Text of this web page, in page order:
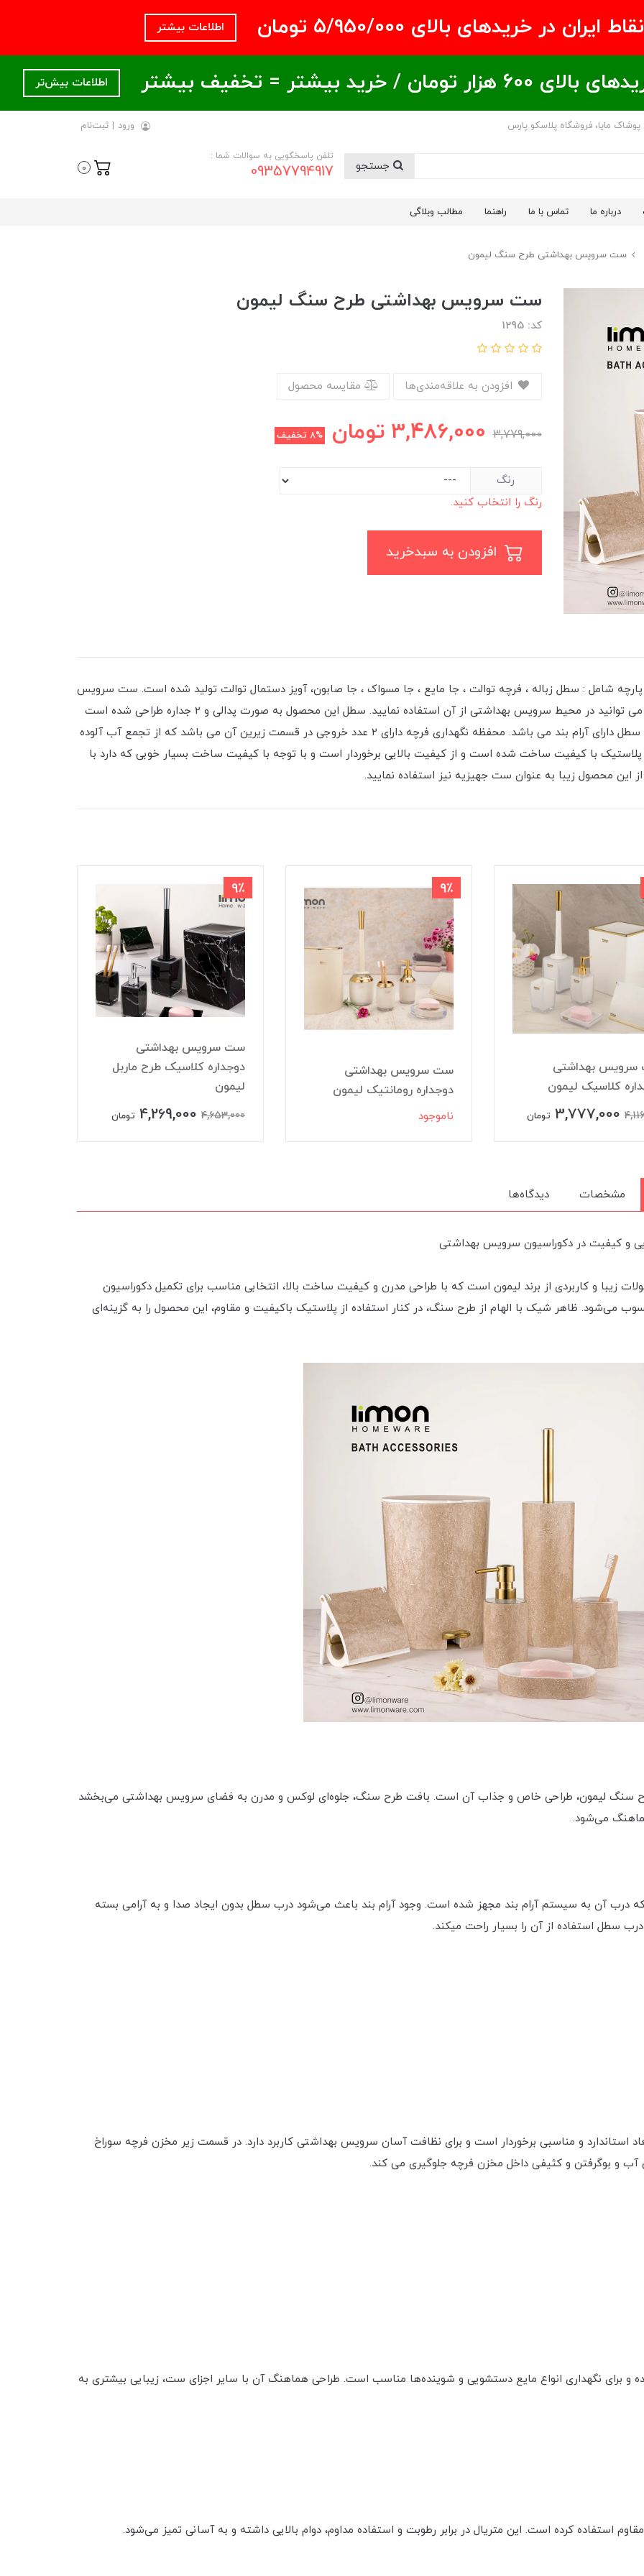
در خریدهای بالای ۵/950/000 تومان اطلاعات بیشتر
بیشتر = تخفیف بیشتر اطلاعات بیش‌تر
پوشاک مایا، فروشگاه پلاسکو پارس ورود | ثبت‌نام
تلفن پاسخگویی به سوالات شما :
09357794917
0
درباره ما تماس با ما راهنما مطالب وبلاگی
ست سرویس بهداشتی طرح سنگ لیمون
ست سرویس بهداشتی طرح سنگ لیمون
کد: 1295
مقایسه محصول
3,779,000
3,486,000 تومان 8% تخفیف
رنگ
رنگ را انتخاب کنید.
به صورت 6 پارچه شامل : سطل زباله ، فرچه توالت ، جا مایع ، جا مسواک ، جا صابون، آویز دستمال توالت تولید شده است. ست سرویس
بهداشتی طرح سنگ لیمون محصولی کاربردی است که می توانید در محیط سرویس بهداشتی از آن استفاده نمایید. سطل این محصول به صورت پدالی و 2 جداره طراحی شده است
و دارای یک سطل دسته دار داخلی است، همچنین درب سطل دارای آرام بند می باشد. محفظه نگهداری فرچه دارای 2 عدد خروجی در قسمت زیرین آن می باشد که از تجمع آب آلوده
با کیفیت ساخت شده است و از کیفیت بالایی برخوردار است و با توجه با کیفیت ساخت بسیار خوبی که دارد با
این محصول زیبا به عنوان ست جهیزیه نیز استفاده نمایید.
بهداشتی
کلاسیک لیمون
3,777,000 تومان
9٪
ست سرویس بهداشتی
دوجداره رومانتیک لیمون
ناموجود
9٪
ست سرویس بهداشتی
دوجداره کلاسیک طرح ماربل
لیمون
4,653,000
4,269,000 تومان
مشخصات دیدگاه‌ها
و کیفیت در دکوراسیون سرویس بهداشتی
زیبا و کاربردی از برند لیمون است که با طراحی مدرن و کیفیت ساخت بالا، انتخابی مناسب برای تکمیل دکوراسیون
می‌شود. ظاهر شیک با الهام از طرح سنگ، در کنار استفاده از پلاستیک باکیفیت و مقاوم، این محصول را به گزینه‌ای
سنگ لیمون، طراحی خاص و جذاب آن است. بافت طرح سنگ، جلوه‌ای لوکس و مدرن به فضای سرویس بهداشتی می‌بخشد
می‌شود.
زباله‌ای با ظرفیت 4.5 لیتر است که درب آن به سیستم آرام بند مجهز شده است. وجود آرام بند باعث می‌شود درب سطل بدون ایجاد صدا و به آرامی بسته
سطل استفاده از آن را بسیار راحت میکند.
استاندارد و مناسبی برخوردار است و برای نظافت آسان سرویس بهداشتی کاربرد دارد. در قسمت زیر مخزن فرچه سوراخ
و بوگرفتن و کثیفی داخل مخزن فرچه جلوگیری می کند.
ست دارای ظرفیت 330 میلی‌لیتر بوده و برای نگهداری انواع مایع دستشویی و شوینده‌ها مناسب است. طراحی هماهنگ آن با سایر اجزای ست، زیبایی بیشتری به
استفاده کرده است. این متریال در برابر رطوبت و استفاده مداوم، دوام بالایی داشته و به آسانی تمیز می‌شود.